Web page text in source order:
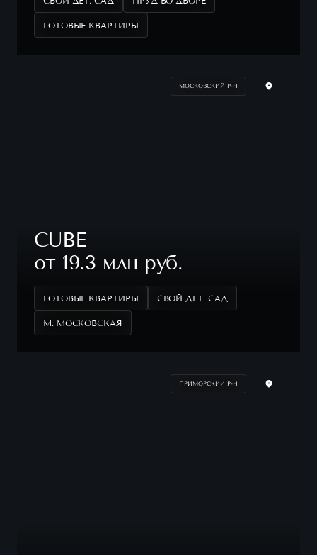
ГОТОВЫЕ КВАРТИРЫ
МОСКОВСКИЙ Р-Н
CUBE
от 19.3 млн руб.
ГОТОВЫЕ КВАРТИРЫ СВОЙ ДЕТ. САД
М. МОСКОВСКАЯ
ПРИМОРСКИЙ Р-Н